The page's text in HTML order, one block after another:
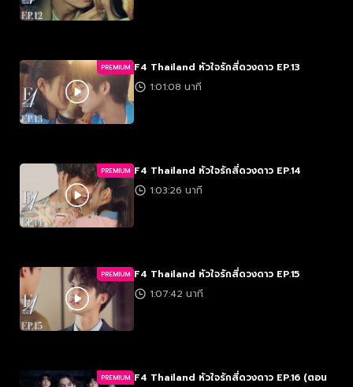
PREMIUM F4 Thailand หัวใจรักสี่ดวงดาว EP.13
1:01:08 นาที
PREMIUM F4 Thailand หัวใจรักสี่ดวงดาว EP.14
1:03:26 นาที
PREMIUM F4 Thailand หัวใจรักสี่ดวงดาว EP.15
1:07:42 นาที
PREMIUM F4 Thailand หัวใจรักสี่ดวงดาว EP.16 (ตอน